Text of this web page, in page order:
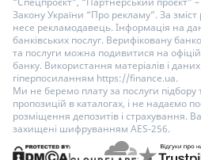
Закону України “Про рекламу”. За зміст
несе рекламодавець. Інформація на
банківських послуг. Верифіковану
та послуги можна подивитися на
банку. Використання матеріалів і
гіперпосиланням https://finance.ua.
Ми не беремо плату за послуги
пропозицій в каталогах, і не надаємо
розміщення депозитів і страхування.
захищені шифруванням AES-256.